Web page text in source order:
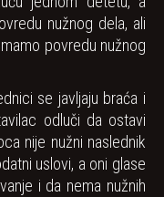
nužnog dela, ali
povredu nužnog
se javljaju braća i
odluči da ostavi
nije nužni naslednik
uslovi, a oni glase
i da nema nužnih